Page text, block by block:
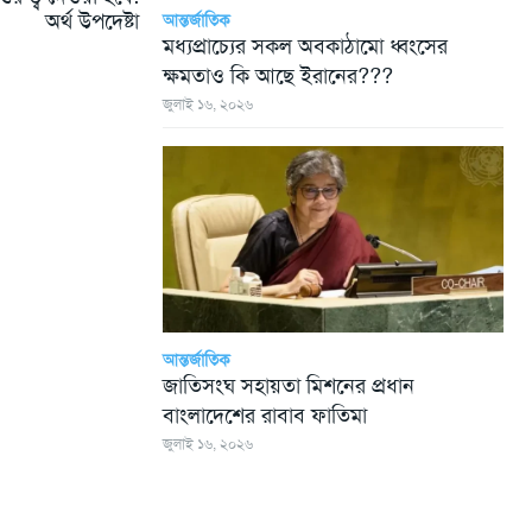
অর্থ উপদেষ্টা
আন্তর্জাতিক
মধ্যপ্রাচ্যের সকল অবকাঠামো ধ্বংসের
ক্ষমতাও কি আছে ইরানের???
জুলাই ১৬, ২০২৬
আন্তর্জাতিক
জাতিসংঘ সহায়তা মিশনের প্রধান
বাংলাদেশের রাবাব ফাতিমা
জুলাই ১৬, ২০২৬